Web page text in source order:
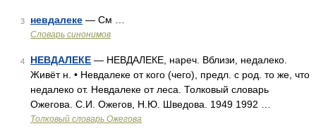
3 невдалеке — См …
Словарь синонимов
4 НЕВДАЛЕКЕ — НЕВДАЛЕКЕ, нареч. Вблизи, недалеко.
Живёт н. • Невдалеке от кого (чего), предл. с род. то же, что
недалеко от. Невдалеке от леса. Толковый словарь
Ожегова. С.И. Ожегов, Н.Ю. Шведова. 1949 1992 …
Толковый словарь Ожегова